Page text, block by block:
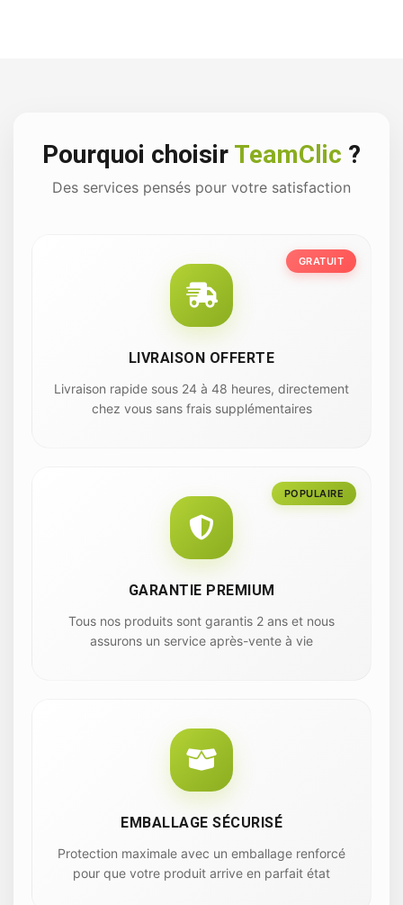
Pourquoi choisir TeamClic ?
Des services pensés pour votre satisfaction
GRATUIT
LIVRAISON OFFERTE
Livraison rapide sous 24 à 48 heures, directement
chez vous sans frais supplémentaires
POPULAIRE
GARANTIE PREMIUM
Tous nos produits sont garantis 2 ans et nous
assurons un service après-vente à vie
EMBALLAGE SÉCURISÉ
Protection maximale avec un emballage renforcé
pour que votre produit arrive en parfait état